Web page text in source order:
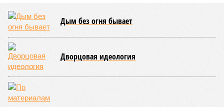
Природа постоянно вступает в противоречие с нами. Ведь пока
она стремится всё на планете держать в балансе, человечество
не особенно церемонится с окружающей средой. Самые
массовые катастрофы в прошлом – какими они были? Какие
ждут нас со дня на день и чем грозят?